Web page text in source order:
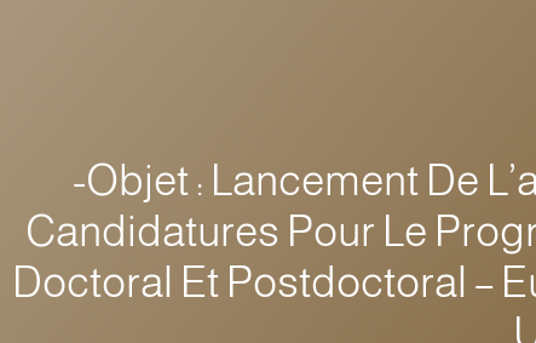
-Objet : Lancement De
Candidatures Pour Le
Doctoral Et Postdoctoral –